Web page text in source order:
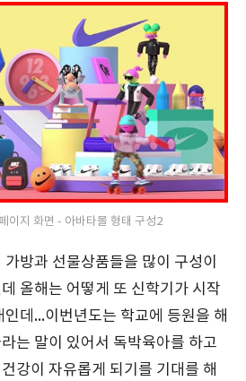
이지 화면 - 아바타몰 형태 구성2
방과 선물상품들을 많이 구성이
올해는 어떻게 또 신학기가 시작
데...이번년도는 학교에 등원을 해
는 말이 있어서 독박육아를 하고
강이 자유롭게 되기를 기대를 해